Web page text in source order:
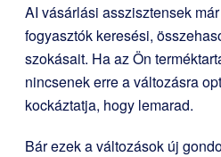
AI vásárlási asszisztensek
fogyasztók keresési,
szokásait. Ha az Ön
nincsenek erre a változásra
kockáztatja, hogy lemarad.
Bár ezek a változások új